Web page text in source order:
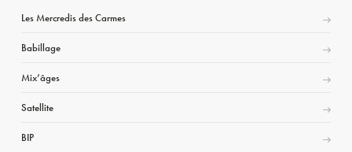
Les Mercredis des Carmes
Babillage
Mix’âges
Satellite
BIP